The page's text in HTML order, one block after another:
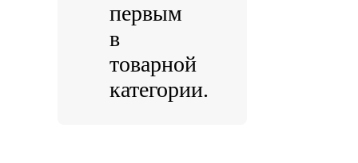
первым
в
товарной
категории.